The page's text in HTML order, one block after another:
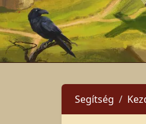
Segítség